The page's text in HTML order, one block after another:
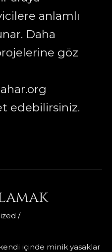
anlamlı
Daha
göz
edebilirsiniz.
/
içinde minik yasaklar